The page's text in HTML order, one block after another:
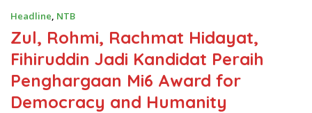
Headline, NTB
Zul, Rohmi, Rachmat Hidayat,
Fihiruddin Jadi Kandidat Peraih
Penghargaan Mi6 Award for
Democracy and Humanity